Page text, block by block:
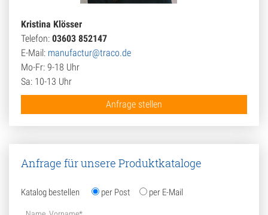
Kristina Klösser
Telefon: 03603 852147
E-Mail: manufactur@traco.de
Mo-Fr: 9-18 Uhr
Sa: 10-13 Uhr
Anfrage stellen
Anfrage für unsere Produktkataloge
Katalog bestellen per Post per E-Mail